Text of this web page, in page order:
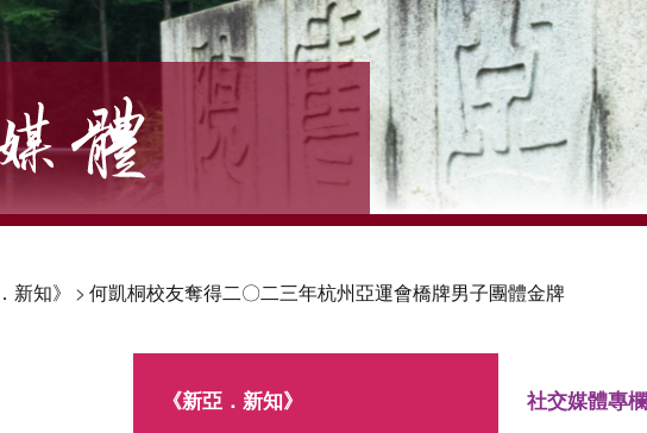
新知》 > 何凱桐校友奪得二〇二三年杭州亞運會橋牌男子團體金牌
《新亞．新知》 社交媒體專欄